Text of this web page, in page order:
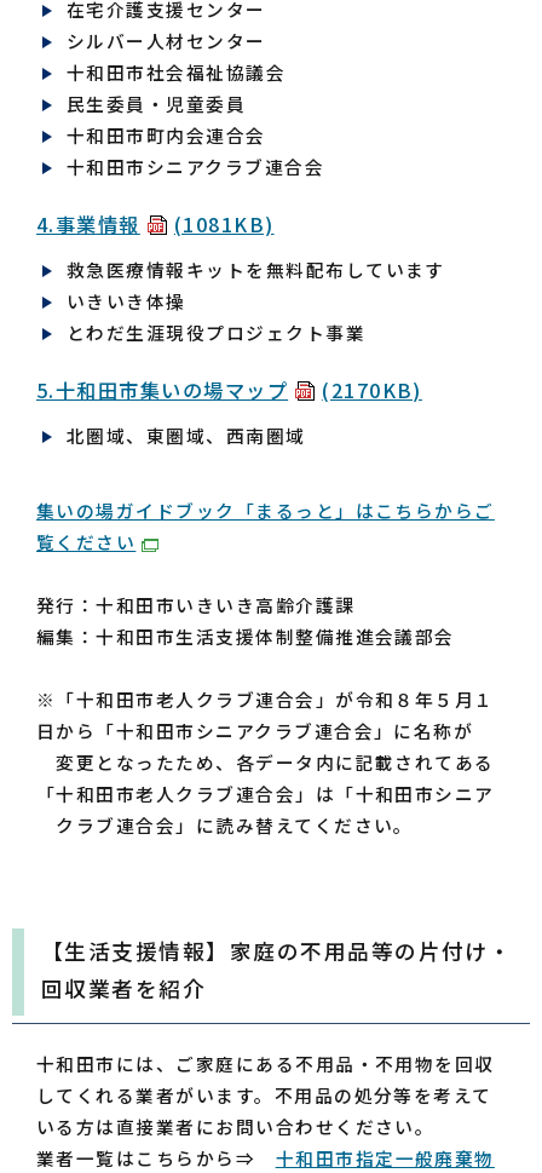
在宅介護支援センター
シルバー人材センター
十和田市社会福祉協議会
民生委員・児童委員
十和田市町内会連合会
十和田市シニアクラブ連合会
4.事業情報 (1081KB)
救急医療情報キットを無料配布しています
いきいき体操
とわだ生涯現役プロジェクト事業
5.十和田市集いの場マップ (2170KB)
北圏域、東圏域、西南圏域
集いの場ガイドブック「まるっと」はこちらからご
覧ください
発行：十和田市いきいき高齢介護課
編集：十和田市生活支援体制整備推進会議部会
※「十和田市老人クラブ連合会」が令和８年５月１
日から「十和田市シニアクラブ連合会」に名称が
変更となったため、各データ内に記載されてある
「十和田市老人クラブ連合会」は「十和田市シニア
クラブ連合会」に読み替えてください。
【生活支援情報】家庭の不用品等の片付け・
回収業者を紹介
十和田市には、ご家庭にある不用品・不用物を回収
してくれる業者がいます。不用品の処分等を考えて
いる方は直接業者にお問い合わせください。
業者一覧はこちらから⇒ 十和田市指定一般廃棄物